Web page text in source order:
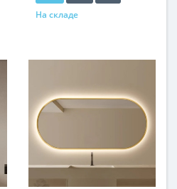
На складе